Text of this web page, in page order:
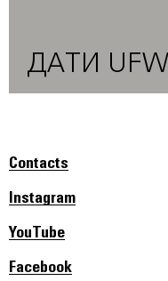
ДАТИ UFW
Contacts
Instagram
YouTube
Facebook